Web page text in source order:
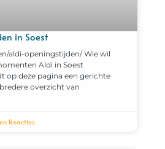
in Soest
aldi-openingstijden/ Wie wil
Aldi in Soest
op deze pagina een gerichte
overzicht van
Reacties